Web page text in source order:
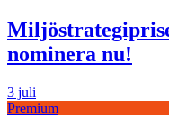
nominera nu!
3 juli
Premium